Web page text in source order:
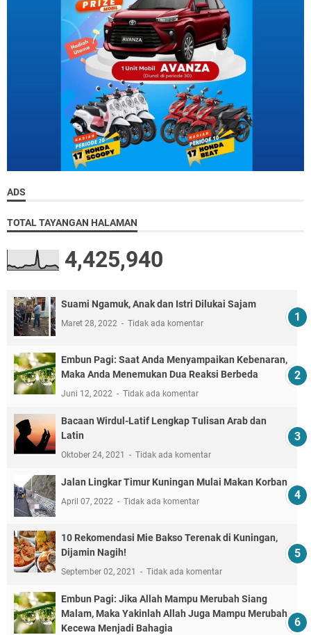
ADS
TOTAL TAYANGAN HALAMAN
4,425,940
Suami Ngamuk, Anak dan Istri Dilukai Sajam
Maret 28, 2022 Tidak ada komentar
Embun Pagi: Saat Anda Menyampaikan Kebenaran,
Maka Anda Menemukan Dua Reaksi Berbeda
Juni 12, 2022 Tidak ada komentar
Bacaan Wirdul-Latif Lengkap Tulisan Arab dan
Latin
Oktober 24, 2021 Tidak ada komentar
Jalan Lingkar Timur Kuningan Mulai Makan Korban
April 07, 2022 Tidak ada komentar
10 Rekomendasi Mie Bakso Terenak di Kuningan,
Dijamin Nagih!
September 02, 2021 Tidak ada komentar
Embun Pagi: Jika Allah Mampu Merubah Siang
Malam, Maka Yakinlah Allah Juga Mampu Merubah
Kecewa Menjadi Bahagia